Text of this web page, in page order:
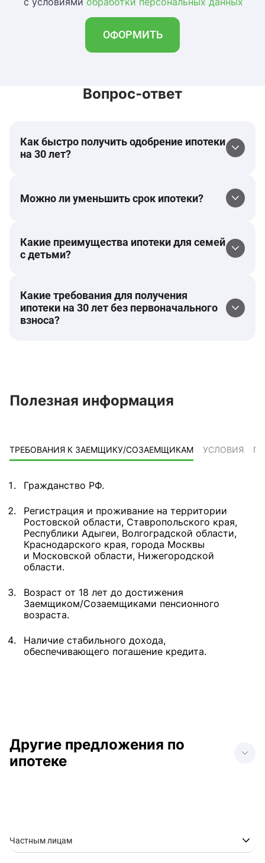
ОФОРМИТЬ
Вопрос-ответ
Как быстро получить одобрение ипотеки
на 30 лет?
Можно ли уменьшить срок ипотеки?
Какие преимущества ипотеки для семей
с детьми?
Какие требования для получения
ипотеки на 30 лет без первоначального
взноса?
Полезная информация
ТРЕБОВАНИЯ К ЗАЕМЩИКУ/СОЗАЕМЩИКАМ УСЛОВИЯ
Гражданство РФ.
Регистрация и проживание на территории
Ростовской области, Ставропольского края,
Республики Адыгеи, Волгоградской области,
Краснодарского края, города Москвы
и Московской области, Нижегородской
области.
Возраст от 18 лет до достижения
Заемщиком/Созаемщиками пенсионного
возраста.
Наличие стабильного дохода,
обеспечивающего погашение кредита.
Другие предложения по
ипотеке
Ипотека в Ростове-на-
Частным лицам